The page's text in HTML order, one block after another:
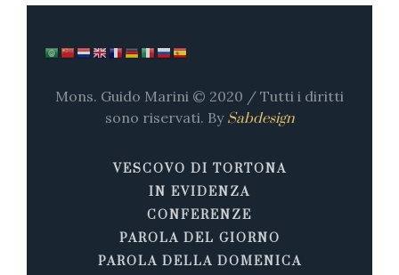
Mons. Guido Marini © 2020 / Tutti i diritti
sono riservati. By Sabdesign
VESCOVO DI TORTONA
IN EVIDENZA
CONFERENZE
PAROLA DEL GIORNO
PAROLA DELLA DOMENICA